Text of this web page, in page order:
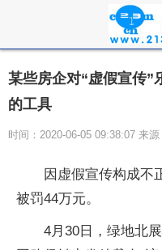
某些房企对“虚假宣传”
的工具
时间：2020-06-05 09:38:07 来
因虚假宣传构成不
被罚44万元。
4月30日，绿地北